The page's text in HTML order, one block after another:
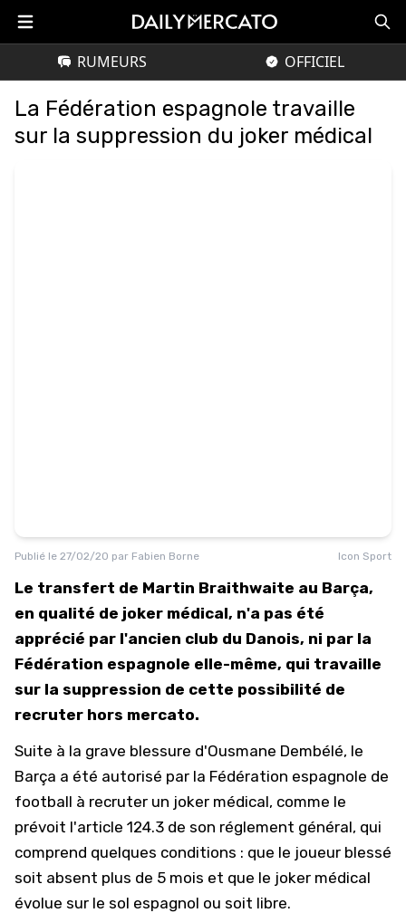
RUMEURS OFFICIEL
La Fédération espagnole travaille
sur la suppression du joker médical
Publié le 27/02/20 par Fabien Borne Icon Sport
Le transfert de Martin Braithwaite au Barça,
en qualité de joker médical, n'a pas été
apprécié par l'ancien club du Danois, ni par la
Fédération espagnole elle-même, qui travaille
sur la suppression de cette possibilité de
recruter hors mercato.
Suite à la grave blessure d'Ousmane Dembélé, le
Barça a été autorisé par la Fédération espagnole de
football à recruter un joker médical, comme le
prévoit l'article 124.3 de son réglement général, qui
comprend quelques conditions : que le joueur blessé
soit absent plus de 5 mois et que le joker médical
évolue sur le sol espagnol ou soit libre.